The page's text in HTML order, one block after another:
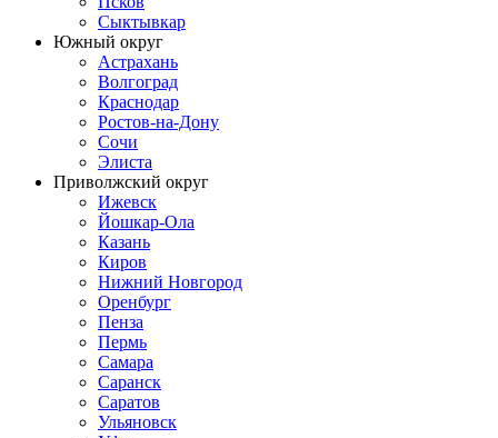
Сыктывкар
Южный округ
Астрахань
Волгоград
Краснодар
Ростов-на-Дону
Сочи
Элиста
Приволжский округ
Ижевск
Йошкар-Ола
Казань
Киров
Нижний Новгород
Оренбург
Пенза
Пермь
Самара
Саранск
Саратов
Ульяновск